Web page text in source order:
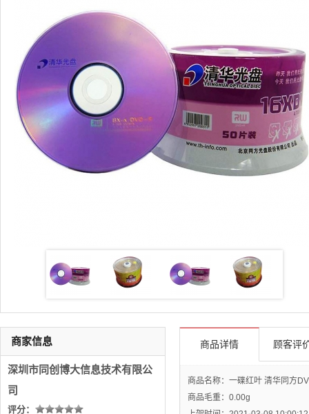
商品详情 顾客评
商品名称：一碟红叶 清华同方
商品毛重： 0.00g
商家信息
深圳市同创博大信息技术有限公
司
评分：